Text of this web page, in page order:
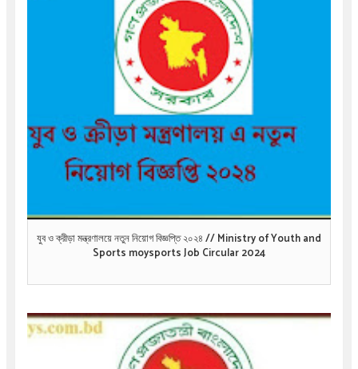
যুব ও ক্রীড়া মন্ত্রণালয়ে নতুন নিয়োগ বিজ্ঞপ্তি ২০২৪ // Ministry of Youth and
Sports moysports Job Circular 2024